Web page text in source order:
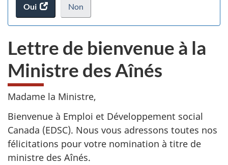
Oui
accéder
au
Non
je
veux
pas
participer
au
du
site
web,
.
Lettre de bienvenue à la
Ministre des Aînés
Madame la Ministre,
Bienvenue à Emploi et Développement social
Canada (EDSC). Nous vous adressons toutes nos
félicitations pour votre nomination à titre de
ministre des Aînés.